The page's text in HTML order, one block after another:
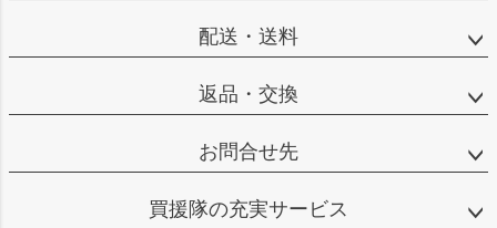
配送・送料
返品・交換
お問合せ先
買援隊の充実サービス